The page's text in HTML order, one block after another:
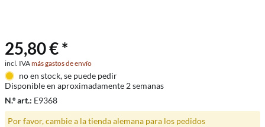
25,80 € *
incl. IVAmás gastos de envío
no en stock, se puede pedir
Disponible en aproximadamente 2 semanas
N.º art.: E9368
Por favor, cambie a la tienda alemana para los pedidos